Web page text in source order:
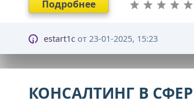
Подробнее
estart1cот 23-01-2025, 15:23
КОНСАЛТИНГ В